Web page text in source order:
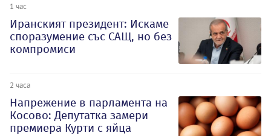
1 час
Иранският президент: Искаме
споразумение със САЩ, но без
компромиси
2 часа
Напрежение в парламента на
Косово: Депутатка замери
премиера Курти с яйца